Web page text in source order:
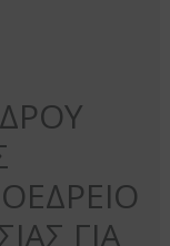
ΓΙΑ